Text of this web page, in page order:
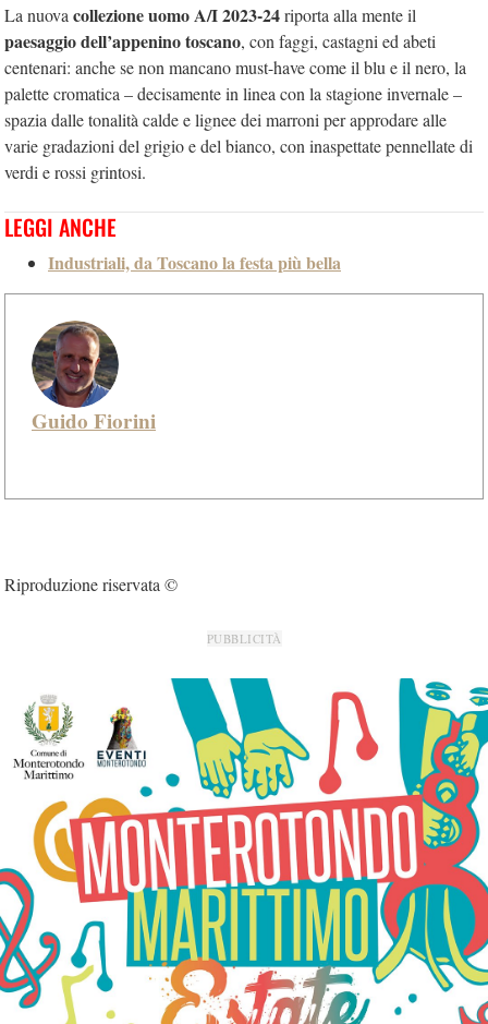
La nuova collezione uomo A/I 2023-24riporta alla mente il
paesaggio dell’appenino toscano, con faggi, castagni ed abeti
centenari: anche se non mancano must-have come il blu e il nero, la
palette cromatica – decisamente in linea con la stagione invernale –
spazia dalle tonalità calde e lignee dei marroni per approdare alle
varie gradazioni del grigio e del bianco, con inaspettate pennellate di
verdi e rossi grintosi.
LEGGI ANCHE
Industriali, da Toscano la festa più bella
Guido Fiorini
Riproduzione riservata ©
PUBBLICITÀ